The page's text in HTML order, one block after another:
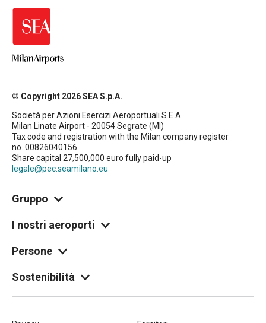
© Copyright 2026 SEA S.p.A.
Società per Azioni Esercizi Aeroportuali S.E.A.
Milan Linate Airport - 20054 Segrate (MI)
Tax code and registration with the Milan company register
no. 00826040156
Share capital 27,500,000 euro fully paid-up
legale@pec.seamilano.eu
Gruppo
I nostri aeroporti
Persone
Sostenibilità